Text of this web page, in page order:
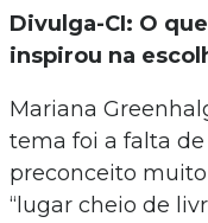
Divulga-CI: O
inspirou na
Mariana
tema foi a falta
preconceito
“lugar cheio de